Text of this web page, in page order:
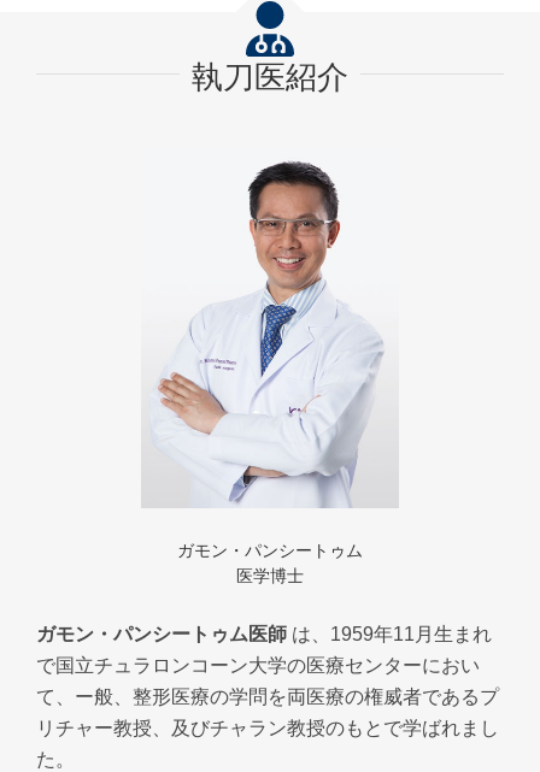
執刀医紹介
ガモン・パンシートゥム
医学博士
ガモン・パンシートゥム医師 は、1959年11月生まれ
で国立チュラロンコーン大学の医療センターにおい
て、ー般、整形医療の学問を両医療の権威者であるプ
リチャー教授、及びチャラン教授のもとで学ばれまし
た。